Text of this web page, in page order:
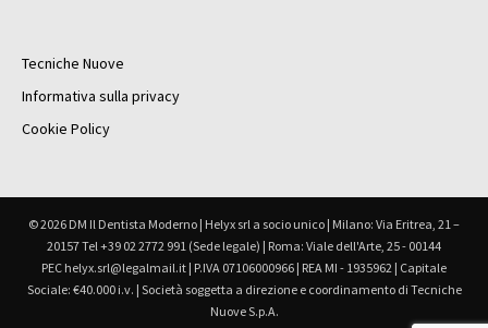
Tecniche Nuove
Informativa sulla privacy
Cookie Policy
© 2026 DM Il Dentista Moderno | Helyx srl a socio unico | Milano: Via Eritrea, 21 –
20157 Tel +39 02 2772 991 (Sede legale) | Roma: Viale dell'Arte, 25 - 00144
PEC helyx.srl@legalmail.it | P.IVA 07106000966 | REA MI - 1935962 | Capitale
Sociale: €40.000 i.v. | Società soggetta a direzione e coordinamento di Tecniche
Nuove S.p.A.